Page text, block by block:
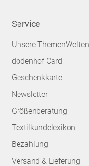
Service
Unsere ThemenWelten
dodenhof Card
Geschenkkarte
Newsletter
Größenberatung
Textilkundelexikon
Bezahlung
Versand & Lieferung